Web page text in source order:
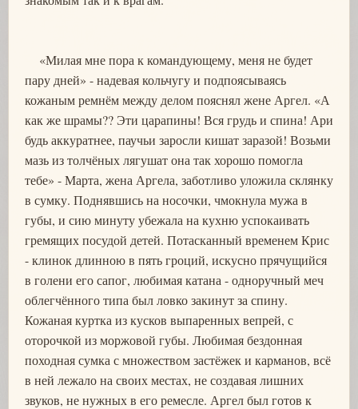
«Милая мне пора к командующему, меня не будет
пару дней» - надевая кольчугу и подпоясываясь
кожаным ремнём между делом пояснял жене Аргел. «А
как же шрамы?? Эти царапины! Вся грудь и спина! Ари
будь аккуратнее, паучьи заросли кишат заразой! Возьми
мазь из толчёных лягушат она так хорошо помогла
тебе» - Марта, жена Аргела, заботливо уложила склянку
в сумку. Поднявшись на носочки, чмокнула мужа в
губы, и сию минуту убежала на кухню успокаивать
гремящих посудой детей. Потасканный временем Крис
- клинок длинною в пять гроций, искусно прячущийся
в голени его сапог, любимая катана - одноручный меч
облегчённого типа был ловко закинут за спину.
Кожаная куртка из кусков выпаренных вепрей, с
оторочкой из моржовой губы. Любимая бездонная
походная сумка с множеством застёжек и карманов, всё
в ней лежало на своих местах, не создавая лишних
звуков, не нужных в его ремесле. Аргел был готов к